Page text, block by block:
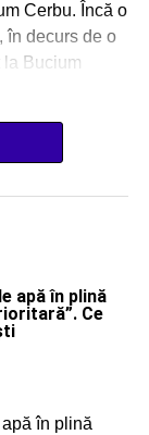
Cerbu. Încă o
în decurs de o
la Bucium
apă în plină
Ce
în plină